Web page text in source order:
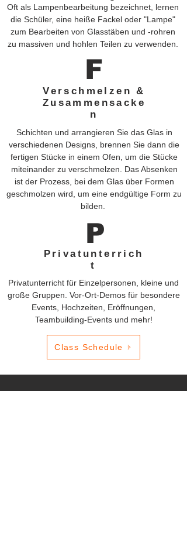
Oft als Lampenbearbeitung bezeichnet, lernen
die Schüler, eine heiße Fackel oder "Lampe"
zum Bearbeiten von Glasstäben und -rohren
zu massiven und hohlen Teilen zu verwenden.
F
Verschmelzen &
Zusammensacke
n
Schichten und arrangieren Sie das Glas in
verschiedenen Designs, brennen Sie dann die
fertigen Stücke in einem Ofen, um die Stücke
miteinander zu verschmelzen. Das Absenken
ist der Prozess, bei dem Glas über Formen
geschmolzen wird, um eine endgültige Form zu
bilden.
Privatunterrich
t
P
Privatunterricht für Einzelpersonen, kleine und
große Gruppen. Vor-Ort-Demos für besondere
Events, Hochzeiten, Eröffnungen,
Teambuilding-Events und mehr!
Class Schedule